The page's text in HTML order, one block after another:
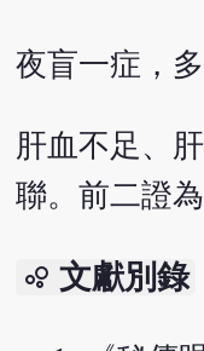
夜盲一症，
肝血不足、
聯。前二證
bubble_chart 文獻別錄